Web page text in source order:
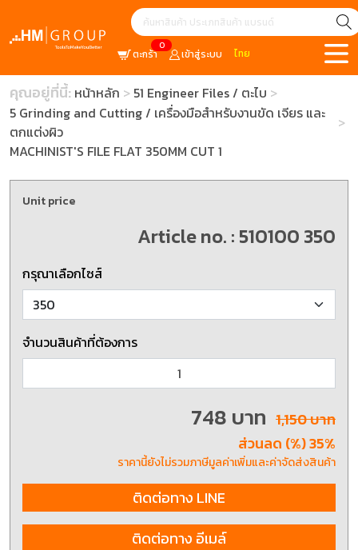
0
ตะกร้า เข้าสู่ระบบ ไทย
คุณอยู่ที่นี้: หน้าหลัก
51 Engineer Files / ตะไบ
5 Grinding and Cutting / เครื่องมือสำหรับงานขัด เจียร และ
ตกแต่งผิว
MACHINIST'S FILE FLAT 350MM CUT 1
Unit price
Article no. : 510100 350
กรุณาเลือกไซส์
จำนวนสินค้าที่ต้องการ
748 บาท 1,150 บาท
ส่วนลด (%) 35%
ราคานี้ยังไม่รวมภาษีมูลค่าเพิ่มและค่าจัดส่งสินค้า
ติดต่อทาง LINE
ติดต่อทาง อีเมล์